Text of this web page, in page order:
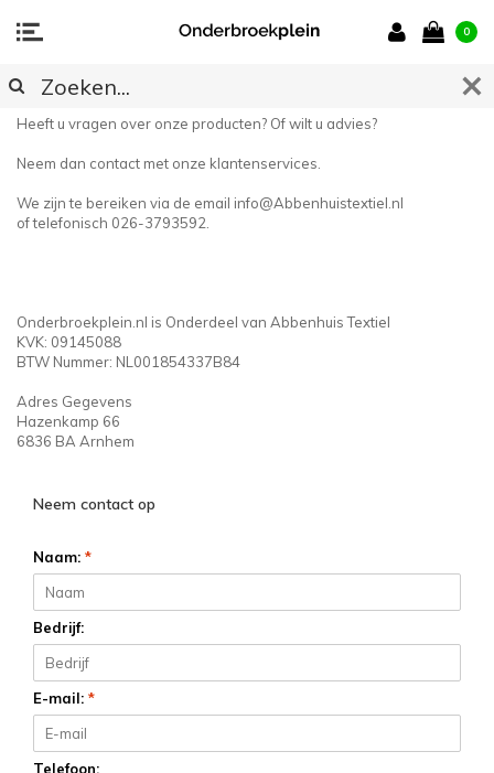
0
CONTACT
Heeft u vragen over onze producten? Of wilt u advies?
Neem dan contact met onze klantenservices.
We zijn te bereiken via de email info@Abbenhuistextiel.nl
of telefonisch 026-3793592.
Onderbroekplein.nl is Onderdeel van Abbenhuis Textiel
KVK: 09145088
BTW Nummer: NL001854337B84
Adres Gegevens
Hazenkamp 66
6836 BA Arnhem
Neem contact op
Naam: *
Bedrijf:
E-mail: *
Telefoon: